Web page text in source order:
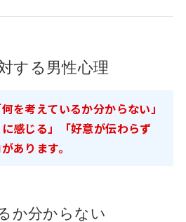
する男性心理
を考えているか分からない」
に感じる」「好意が伝わらず
あります。
か分からない